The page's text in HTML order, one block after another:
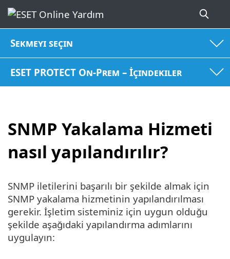
Sekmeyi seçin
ESET PROTECT On-Prem – İçindekiler
SNMP Yakalama Hizmeti
nasıl yapılandırılır?
SNMP iletilerini başarılı bir şekilde almak için
SNMP yakalama hizmetinin yapılandırılması
gerekir. İşletim sisteminiz için uygun olduğu
şekilde aşağıdaki yapılandırma adımlarını
uygulayın: